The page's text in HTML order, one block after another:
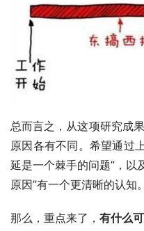
总而言之，从这项研究成
原因各有不同。希望通过
延是一个棘手的问题”，以
原因”有一个更清晰的认知。
那么，重点来了， 有什么